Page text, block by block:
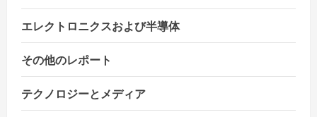
エレクトロニクスおよび半導体
その他のレポート
テクノロジーとメディア